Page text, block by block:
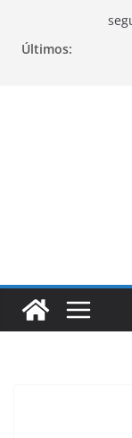
Últimos: